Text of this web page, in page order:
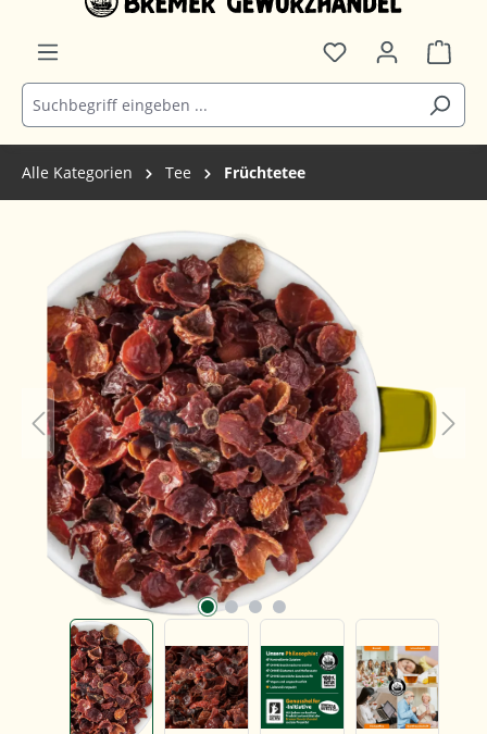
Alle Kategorien Tee Früchtetee
Bildergalerie überspringen